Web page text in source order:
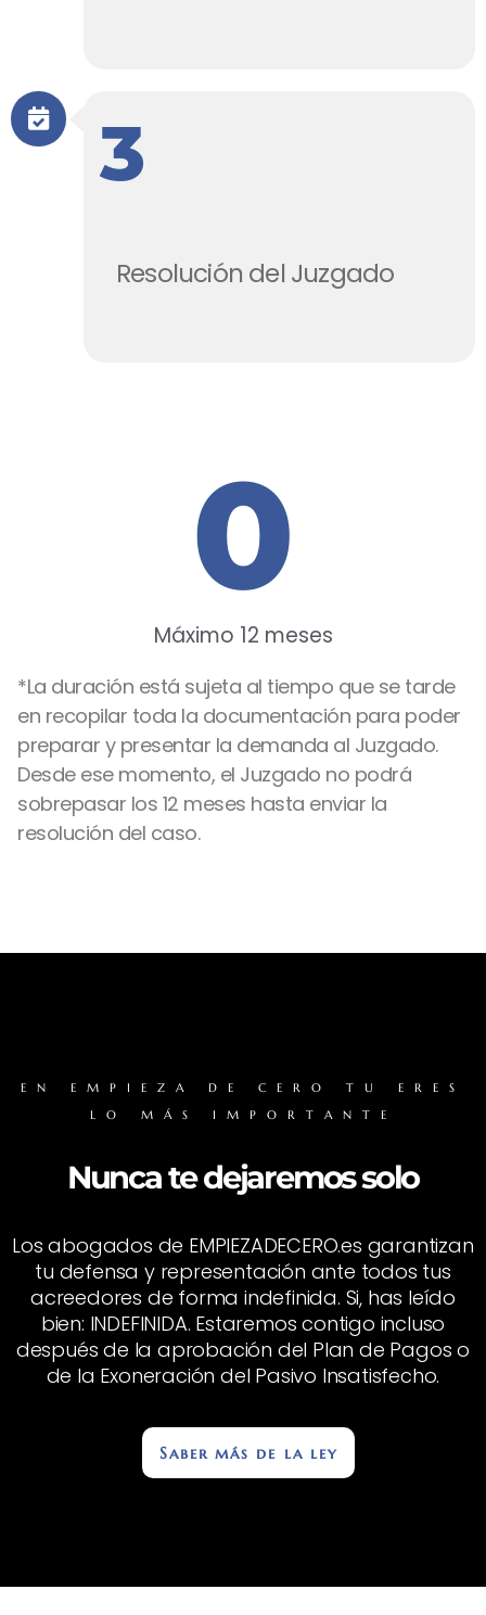
3
Resolución del Juzgado
Máximo 12 meses
0
*La duración está sujeta al tiempo que se tarde
en recopilar toda la documentación para poder
preparar y presentar la demanda al Juzgado.
Desde ese momento, el Juzgado no podrá
sobrepasar los 12 meses hasta enviar la
resolución del caso.
EN EMPIEZA DE CERO TU ERES
LO MÁS IMPORTANTE
Nunca te dejaremos solo
Los abogados de EMPIEZADECERO.es garantizan
tu defensa y representación ante todos tus
acreedores de forma indefinida. Si, has leído
bien: INDEFINIDA. Estaremos contigo incluso
después de la aprobación del Plan de Pagos o
de la Exoneración del Pasivo Insatisfecho.
Saber más de la ley